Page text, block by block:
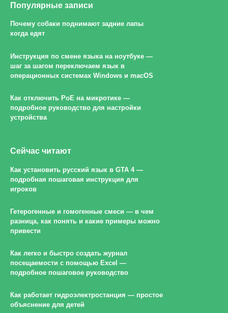
Популярные записи
Почему собаки поднимают задние лапы
когда едят
Инструкция по смене языка на ноутбуке —
шаг за шагом переключаем язык в
операционных системах Windows и macOS
Как отключить PoE на микротике —
подробное руководство для настройки
устройства
Сейчас читают
Как установить русский язык в GTA 4 —
подробная пошаговая инструкция для
игроков
Гетерогенные и гомогенные смеси — в чем
разница, как понять и какие примеры можно
привести
Как легко и быстро создать журнал
посещаемости с помощью Excel —
подробное пошаговое руководство
Как работает гидроэлектростанция — простое
объяснение для детей